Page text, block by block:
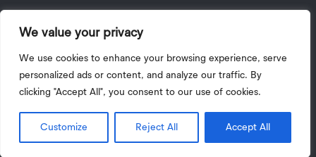
We value your privacy
We use cookies to enhance your browsing experience, serve
personalized ads or content, and analyze our traffic. By
clicking "Accept All", you consent to our use of cookies.
Customize Reject All Accept All
Política de Privacidade|
Copyright UPV
A tradução do site para outros idiomas é automática, pelo que
alguns aspetos poderão não ser fidedignos.